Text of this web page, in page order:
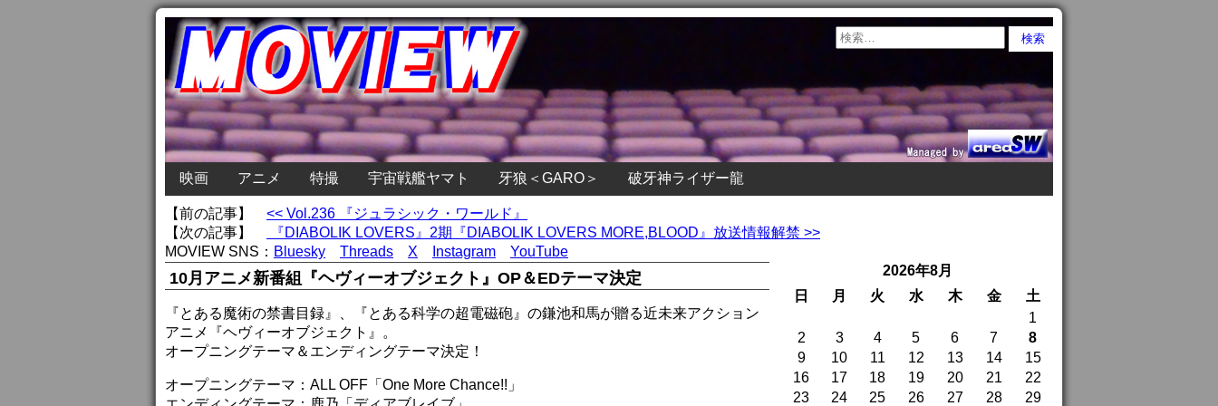
映画 アニメ 特撮 宇宙戦艦ヤマト 牙狼＜GARO＞ 破牙神ライザー龍
【前の記事】 << Vol.236 『ジュラシック・ワールド』
【次の記事】
『DIABOLIK LOVERS』2期『DIABOLIK LOVERS MORE,BLOOD』放送情報解禁 >>
MOVIEW SNS： Bluesky Threads X Instagram YouTube
10月アニメ新番組『ヘヴィーオブジェクト』OP＆EDテーマ決定
『とある魔術の禁書目録』、『とある科学の超電磁砲』の鎌池和馬が贈る近未来アクション
アニメ『ヘヴィーオブジェクト』。
オープニングテーマ＆エンディングテーマ決定！
オープニングテーマ：ALL OFF「One More Chance!!」
2026年8月
日
月 火 水 木 金
土
1
2
3 4 5 6 7
8
9
10 11 12 13 14
15
16
17 18 19 20 21
22
23
24 25 26 27 28 29